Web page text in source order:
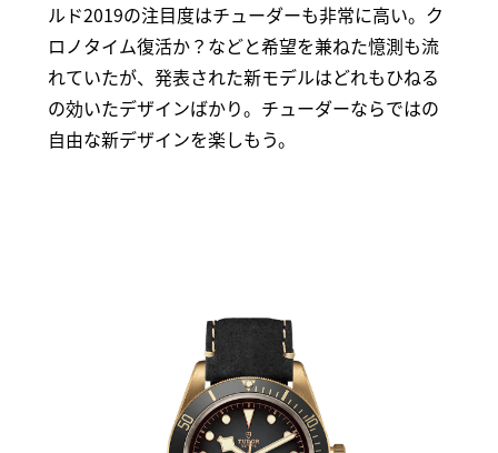
ルド2019の注目度はチューダーも非常に高い。ク
ロノタイム復活か？などと希望を兼ねた憶測も流
れていたが、発表された新モデルはどれもひねる
の効いたデザインばかり。チューダーならではの
自由な新デザインを楽しもう。